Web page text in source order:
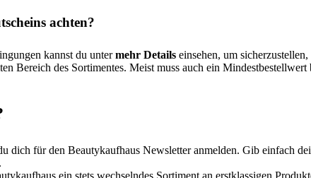
achten?
kannst du untermehr Details einsehen, um
des Sortimentes. Meist muss auch ein Mindestbestellwert
dich für den Beautykaufhaus Newsletter anmelden. Gib einfach
ein stets wechselndes Sortiment an erstklassigen